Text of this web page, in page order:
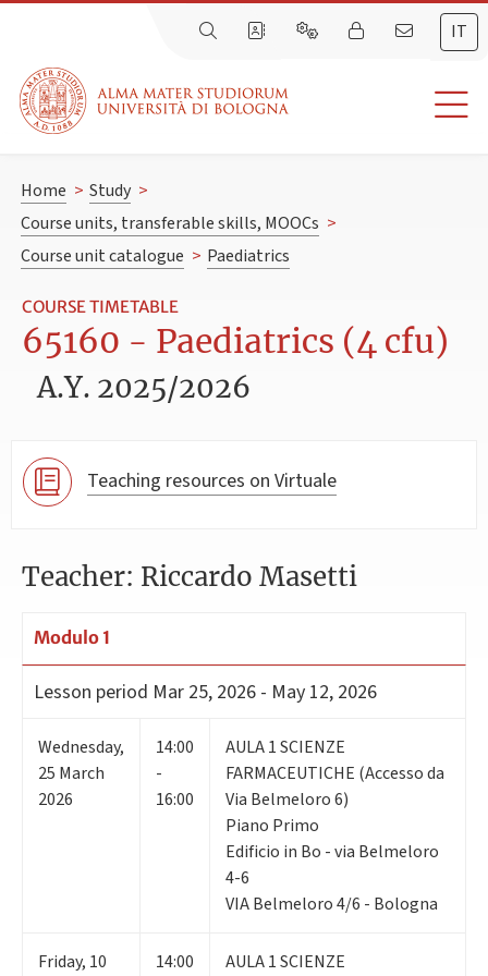
IT
Home > Study >
Course units, transferable skills, MOOCs >
Course unit catalogue > Paediatrics
COURSE TIMETABLE
65160 - Paediatrics (4 cfu)
A.Y. 2025/2026
Teaching resources on Virtuale
Teacher: Riccardo Masetti
Modulo 1
Lesson period Mar 25, 2026 - May 12, 2026
Wednesday,
25 March
2026
14:00
-
16:00
AULA 1 SCIENZE
FARMACEUTICHE (Accesso da
Via Belmeloro 6)
Piano Primo
Edificio in Bo - via Belmeloro
4-6
VIA Belmeloro 4/6 - Bologna
Friday, 10 14:00 AULA 1 SCIENZE